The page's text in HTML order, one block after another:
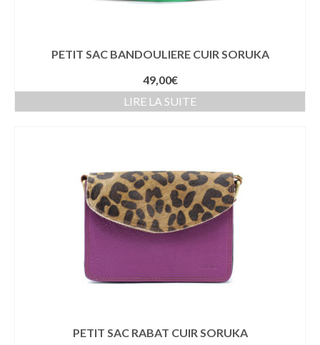
PETIT SAC BANDOULIERE CUIR SORUKA
49,00€
LIRE LA SUITE
PETIT SAC RABAT CUIR SORUKA